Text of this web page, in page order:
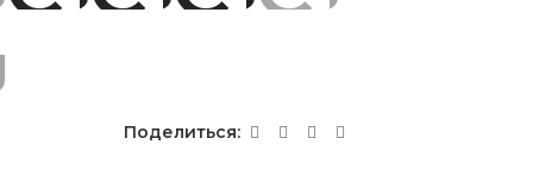
Поделиться: